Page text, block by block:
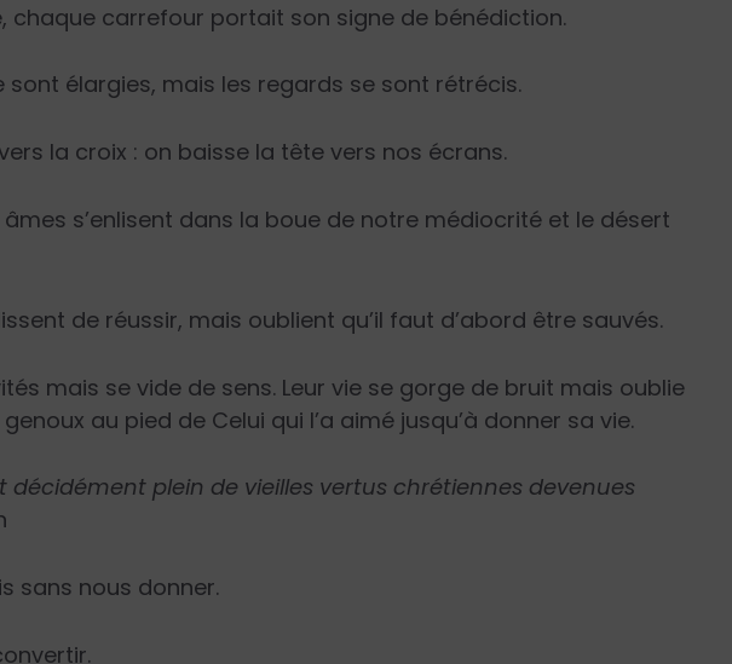
chaque carrefour portait son signe de bénédiction.
sont élargies, mais les regards se sont rétrécis.
la croix : on baisse la tête vers nos écrans.
âmes s’enlisent dans la boue de notre médiocrité et le désert
de réussir, mais oublient qu’il faut d’abord être sauvés.
mais se vide de sens. Leur vie se gorge de bruit mais oublie
au pied de Celui qui l’a aimé jusqu’à donner sa vie.
décidément plein de vieilles vertus chrétiennes devenues
sans nous donner.